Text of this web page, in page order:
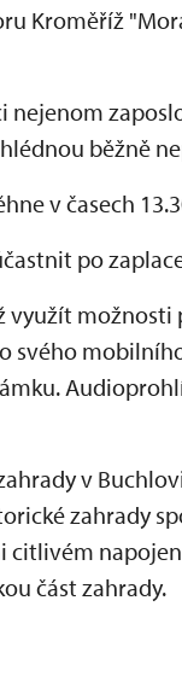
Kroměříž
nejenom
běžně
v časech
po
využít
svého
v
zahrady
citlivém
část zahrady.